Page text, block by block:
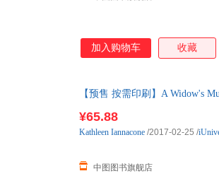
加入购物车 收藏
【预售 按需印刷】A Widow's
¥65.88
中图图书旗舰店
Kathleen Iannacone /2017-02-25 /